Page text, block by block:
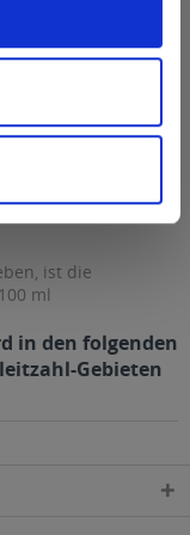
ist die
ml
in den folgenden
Gebieten